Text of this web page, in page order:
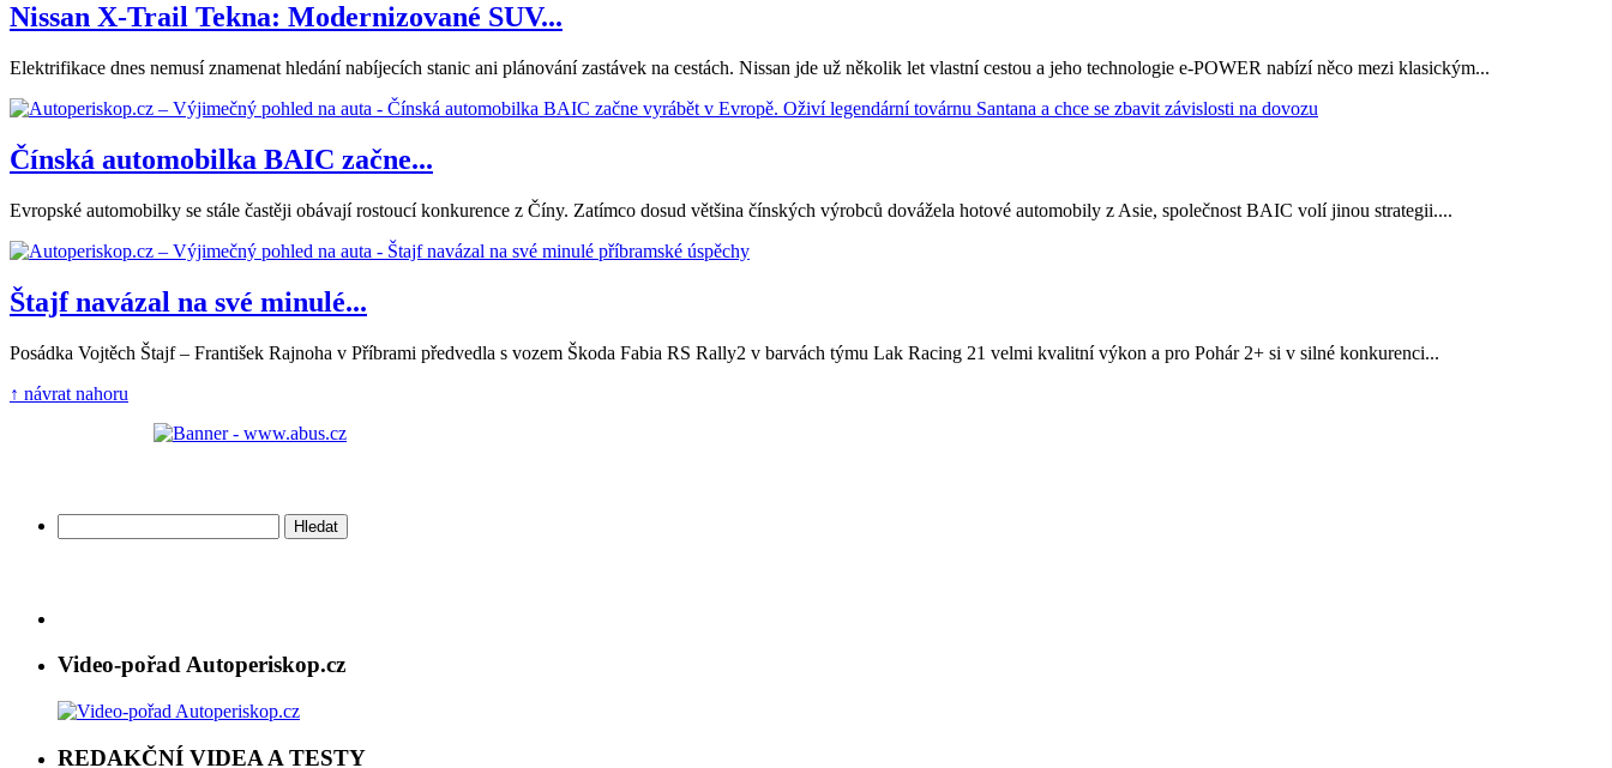
Nissan X-Trail Tekna: Modernizované SUV...
Elektrifikace dnes nemusí znamenat hledání nabíjecích stanic ani plánování zastávek na cestách. Nissan jde už několik let vlastní cestou a jeho technologie e-POWER nabízí něco mezi klasickým...
Čínská automobilka BAIC začne...
Evropské automobilky se stále častěji obávají rostoucí konkurence z Číny. Zatímco dosud většina čínských výrobců dovážela hotové automobily z Asie, společnost BAIC volí jinou strategii....
Štajf navázal na své minulé...
Posádka Vojtěch Štajf – František Rajnoha v Příbrami předvedla s vozem Škoda Fabia RS Rally2 v barvách týmu Lak Racing 21 velmi kvalitní výkon a pro Pohár 2+ si v silné konkurenci...
↑ návrat nahoru
Video-pořad Autoperiskop.cz
REDAKČNÍ VIDEA A TESTY